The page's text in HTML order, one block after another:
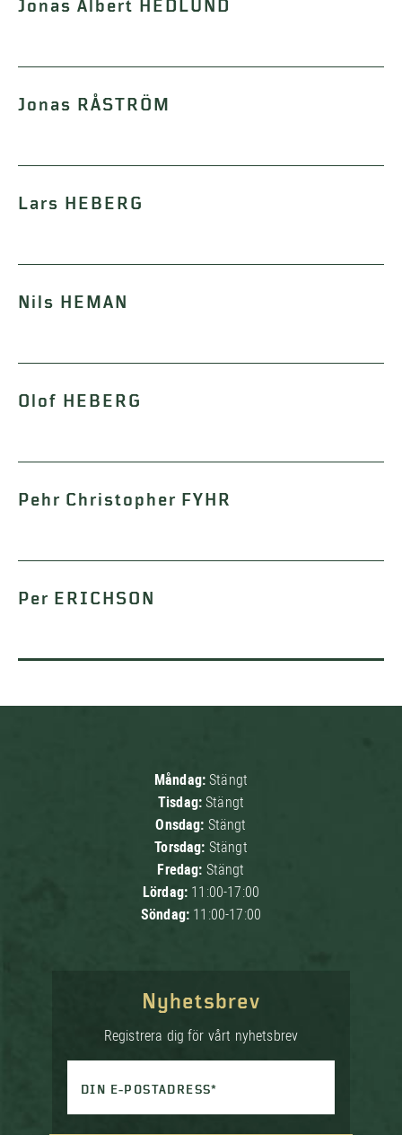
Jonas Albert HEDLUND
Jonas RÅSTRÖM
Lars HEBERG
Nils HEMAN
Olof HEBERG
Pehr Christopher FYHR
Per ERICHSON
Måndag:Stängt
Tisdag:Stängt
Onsdag: Stängt
Torsdag: Stängt
Fredag: Stängt
Lördag: 11:00-17:00
Söndag: 11:00-17:00
Nyhetsbrev
Registrera dig för vårt nyhetsbrev
DIN E-POSTADRESS*